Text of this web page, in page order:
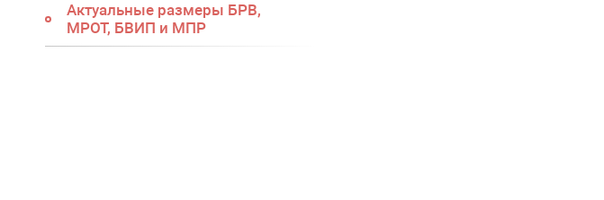
Актуальные размеры БРВ,
МРОТ, БВИП и МПР